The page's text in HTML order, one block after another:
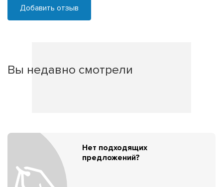
Добавить отзыв
Вы недавно смотрели
Нет подходящих
предложений?